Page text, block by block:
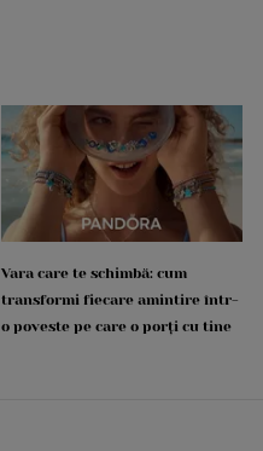
Vara care te schimbă: cum
transformi fiecare amintire într-
o poveste pe care o porți cu tine